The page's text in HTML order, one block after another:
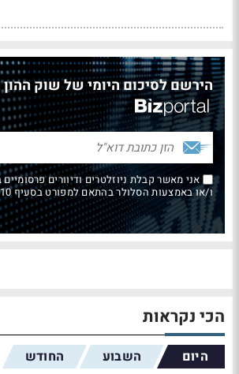
הירשם לסיכום היומי של שוק
אני מאשר קבלת ניוזלטרים ודיוורים
ו/או באמצעות הסלולר בהתאם למפורט בסעיף 10 בתנאי השימוש
הכי נקראות
היום השבוע החודש